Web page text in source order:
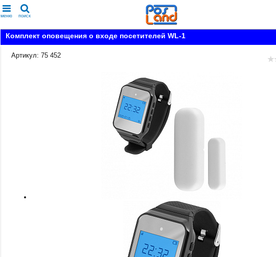
меню поиск
Комплект оповещения о входе посетителей WL-1
Артикул: 75 452